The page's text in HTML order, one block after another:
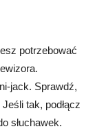
potrzebować
jack. Sprawdź,
tak, podłącz
słuchawek.